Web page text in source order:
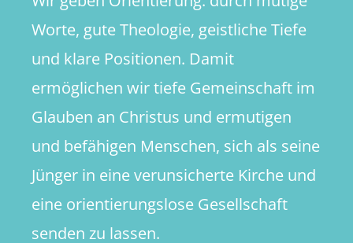
Worte, gute Theologie, geistliche Tiefe
und klare Positionen. Damit
ermöglichen wir tiefe Gemeinschaft im
Glauben an Christus und ermutigen
und befähigen Menschen, sich als seine
Jünger in eine verunsicherte Kirche und
eine orientierungslose Gesellschaft
senden zu lassen.